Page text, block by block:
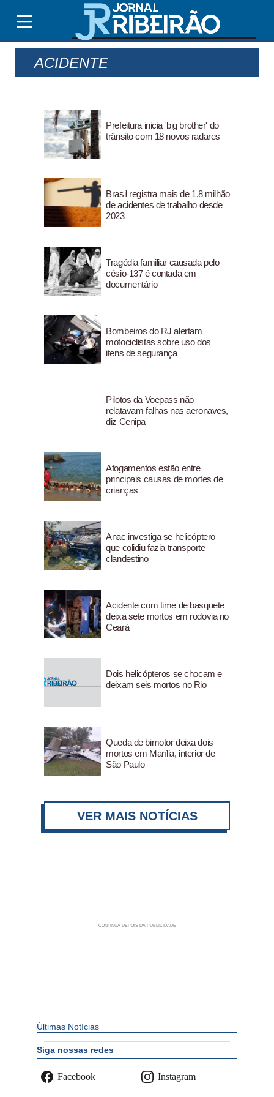
ACIDENTE
Prefeitura inicia 'big brother' do
trânsito com 18 novos radares
Brasil registra mais de 1,8 milhão
de acidentes de trabalho desde
2023
Tragédia familiar causada pelo
césio-137 é contada em
documentário
Bombeiros do RJ alertam
motociclistas sobre uso dos
itens de segurança
Pilotos da Voepass não
relatavam falhas nas aeronaves,
diz Cenipa
Afogamentos estão entre
principais causas de mortes de
crianças
Anac investiga se helicóptero
que colidiu fazia transporte
clandestino
Acidente com time de basquete
deixa sete mortos em rodovia no
Ceará
Dois helicópteros se chocam e
deixam seis mortos no Rio
Queda de bimotor deixa dois
mortos em Marília, interior de
São Paulo
VER MAIS NOTÍCIAS
Últimas Notícias
Siga nossas redes
Facebook Instagram